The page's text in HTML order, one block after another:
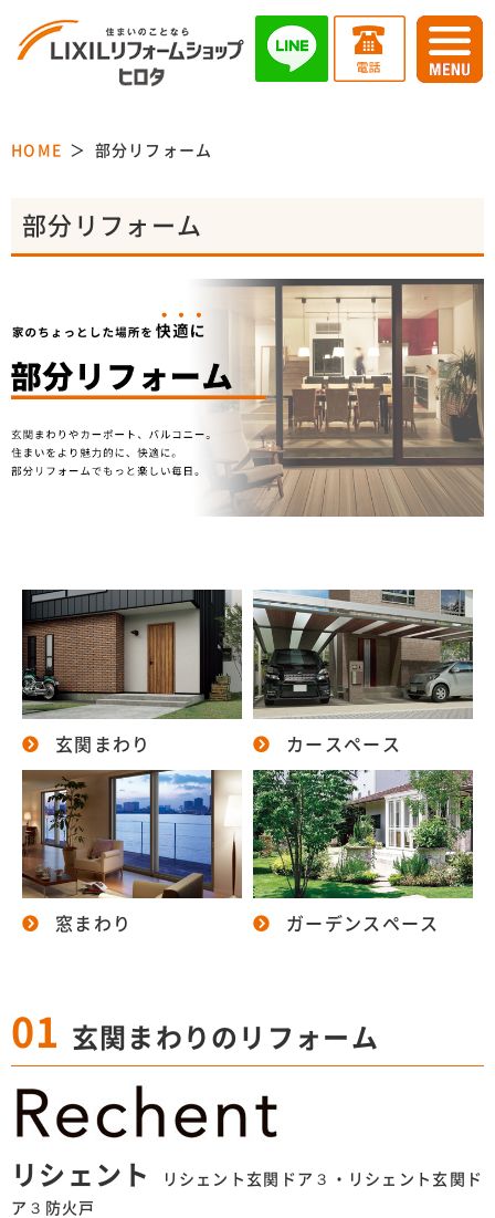
HOME 部分リフォーム
部分リフォーム
玄関まわり カースペース
窓まわり ガーデンスペース
01 玄関まわりのリフォーム
リシェント
リシェント玄関ドア３・リシェント玄関ド
ア３防火戸